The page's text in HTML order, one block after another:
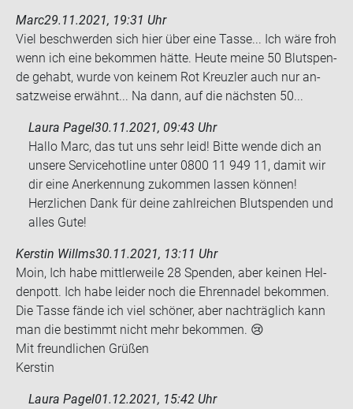
Marc29.11.2021, 19:31 Uhr
Viel be­schwer­den sich hier über eine Tasse... Ich wäre froh
wenn ich eine be­kom­men hätte. Heute meine 50 Blut­spen­
de ge­habt, wurde von kei­nem Rot Kreuz­ler auch nur an­
satz­wei­se er­wähnt... Na dann, auf die nächs­ten 50...
Laura Pagel30.11.2021, 09:43 Uhr
Hallo Marc, das tut uns sehr leid! Bitte wende dich an
unsere Servicehotline unter 0800 11 949 11, damit wir
dir eine Anerkennung zukommen lassen können!
Herzlichen Dank für deine zahlreichen Blutspenden und
alles Gute!
Kerstin Willms30.11.2021, 13:11 Uhr
Moin, Ich habe mitt­ler­wei­le 28 Spen­den, aber kei­nen Hel­
den­pott. Ich habe lei­der noch die Eh­ren­na­del be­kom­men.
Die Tasse fände ich viel schö­ner, aber nach­träg­lich kann
man die be­stimmt nicht mehr be­kom­men. 😢
Mit freund­li­chen Grü­ßen
Kers­tin
Laura Pagel01.12.2021, 15:42 Uhr